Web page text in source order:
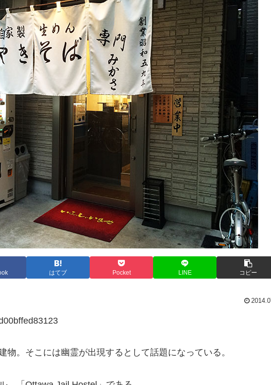
はてブ Pocket LINE コピー
物。そこには幽霊が出現するとして話題になっている。